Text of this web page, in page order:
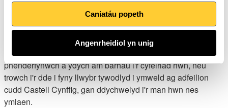
Caniatáu popeth
Angenrheidiol yn unig
warchodfa natur. Fodd bynnag, cerddwch ychydig ymhellach
ar hyd y ffordd a throwch i'r chwith ar hyd llwybr arall, gan
fynd heibio i hysbysfwrdd gwarchodfa natur. Dilynwch y
llwybr am ychydig drwy redyn ac ewch drwy giât mewn ffens.
Parhewch yn raddol i lawr y bryn ar hyd y llwybr a
phenderfynwch a ydych am barhau i'r cyfeiriad hwn, neu
trowch i'r dde i fyny llwybr tywodlyd i ymweld ag adfeilion
cudd Castell Cynffig, gan ddychwelyd i'r man hwn nes
ymlaen.